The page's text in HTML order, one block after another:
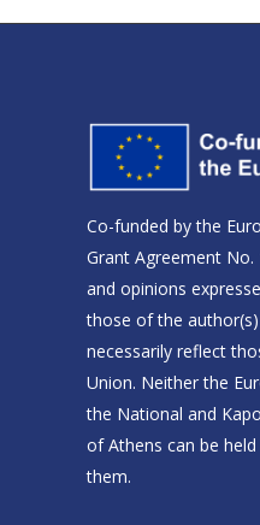
Co-funded by the
Grant Agreement No.
and opinions
those of the
necessarily reflect
Union. Neither the
the National and
of Athens can be
them.